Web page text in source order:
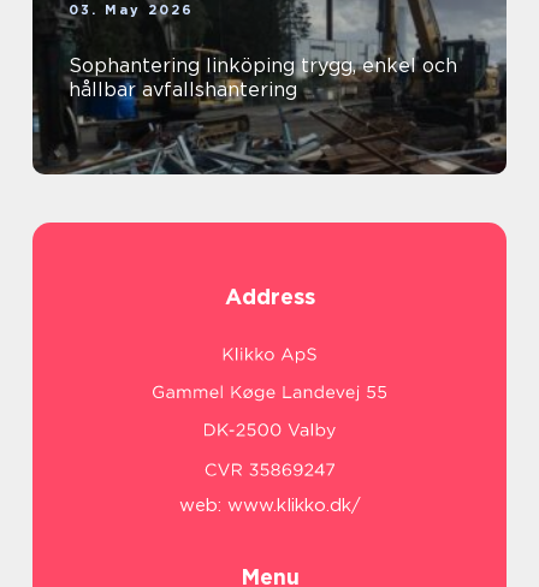
03. May 2026
Sophantering linköping trygg, enkel och
hållbar avfallshantering
Address
web: www.klikko.dk/
Menu